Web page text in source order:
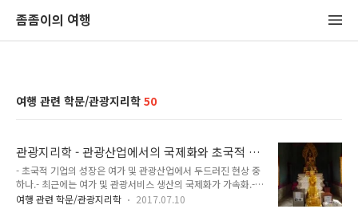
좀좀이의 여행
여행 관련 학문/관광지리학 50
관광지리학 - 관광산업에서의 국제화와 초국적 기
업
- 초국적 기업의 성장은 여가 및 관광산업에서 두드러진 현상 중
하나.- 최근에는 여가 및 관광서비스 생산의 국제화가 가속화.-
테일러와 스리프트 : 초국적 기업에는 최소한 3개 유형 - 세계적
여행 관련 학문/관광지리학 2017.07.10